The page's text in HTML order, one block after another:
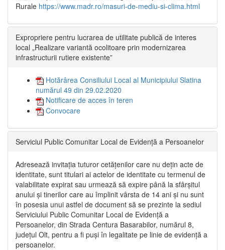
Rurale https://www.madr.ro/masuri-de-mediu-si-clima.html
Expropriere pentru lucrarea de utilitate publică de interes
local „Realizare variantă ocolitoare prin modernizarea
infrastructurii rutiere existente”
Hotărârea Consiliului Local al Municipiului Slatina
numărul 49 din 29.02.2020
Notificare de acces în teren
Convocare
Serviciul Public Comunitar Local de Evidență a Persoanelor
Adresează invitația tuturor cetățenilor care nu dețin acte de
identitate, sunt titulari ai actelor de identitate cu termenul de
valabilitate expirat sau urmează să expire până la sfârșitul
anului și tinerilor care au împlinit vârsta de 14 ani și nu sunt
în posesia unui astfel de document să se prezinte la sediul
Serviciului Public Comunitar Local de Evidență a
Persoanelor, din Strada Centura Basarabilor, numărul 8,
județul Olt, pentru a fi puși în legalitate pe linie de evidență a
persoanelor.